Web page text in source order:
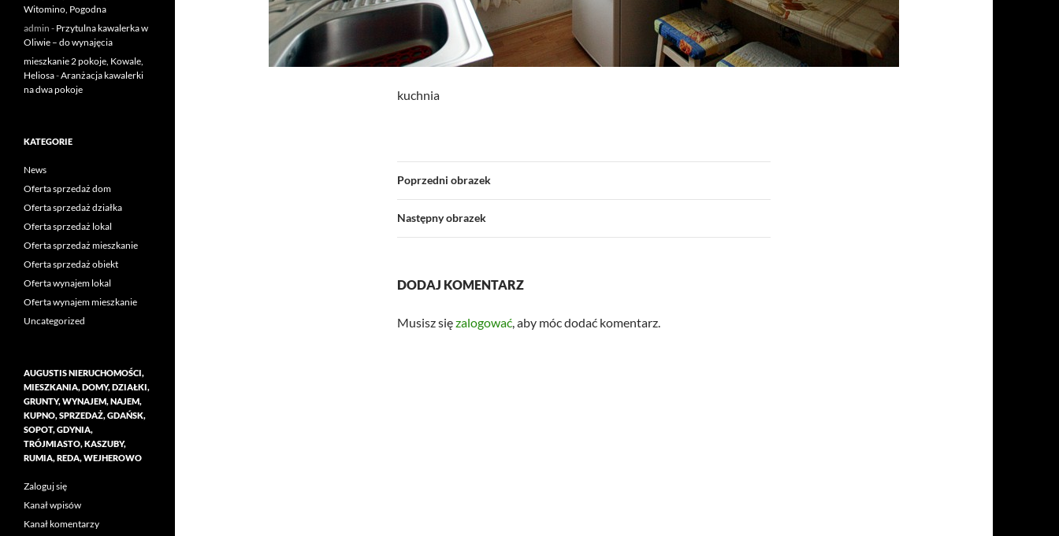
kuchnia
Poprzedni obrazek
Następny obrazek
DODAJ KOMENTARZ
Musisz sięzalogować, aby móc dodać komentarz.
Witomino, Pogodna
admin - Przytulna kawalerka w
Oliwie – do wynajęcia
mieszkanie 2 pokoje, Kowale,
Heliosa-Aranżacja kawalerki
na dwa pokoje
KATEGORIE
News
Oferta sprzedaż dom
Oferta sprzedaż działka
Oferta sprzedaż lokal
Oferta sprzedaż mieszkanie
Oferta sprzedaż obiekt
Oferta wynajem lokal
Oferta wynajem mieszkanie
Uncategorized
AUGUSTIS NIERUCHOMOŚCI,
MIESZKANIA, DOMY, DZIAŁKI,
GRUNTY, WYNAJEM, NAJEM,
KUPNO, SPRZEDAŻ, GDAŃSK,
SOPOT, GDYNIA,
TRÓJMIASTO, KASZUBY,
RUMIA, REDA, WEJHEROWO
Zaloguj się
Kanał wpisów
Kanał komentarzy